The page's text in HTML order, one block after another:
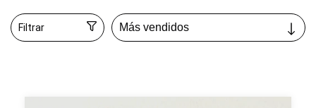
Filtrar